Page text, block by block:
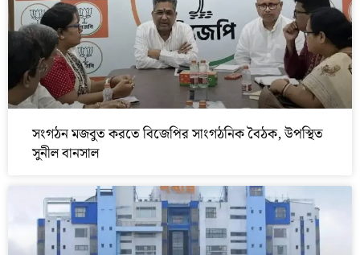
সংগঠন মজবুত করতে বিজেপির সাংগঠনিক বৈঠক, উপস্থিত
সুনীল বানসাল